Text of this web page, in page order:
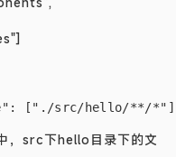
，src下hello目录下的文